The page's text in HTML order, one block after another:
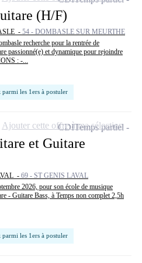
(H/F)
- 54 - DOMBASLE SUR MEURTHE
recherche pour la rentrée de
passionné(e) et dynamique pour rejoindre
: -...
parmi les 1ers à postuler
et Guitare
- 69 - ST GENIS LAVAL
2026, pour son école de musique
- Guitare Bass, à Temps non complet 2,5h
parmi les 1ers à postuler
CDITemps partiel
Ajouter cette offre à ma sélection